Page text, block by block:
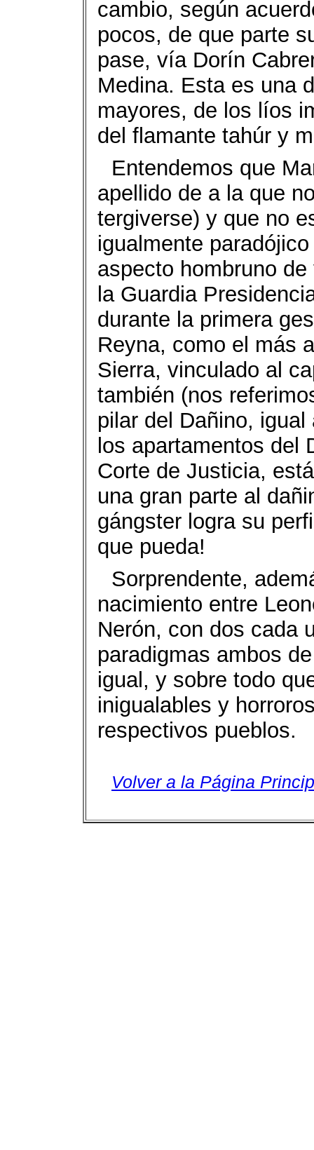
cambio, según
pocos, de que parte
pase, vía Dorín
Medina. Esta es una
mayores, de los líos
del flamante tahúr y
Entendemos que
apellido de a la que
tergiverse) y que no
igualmente
aspecto hombruno
la Guardia
durante la primera
Reyna, como el más
Sierra, vinculado al
también (nos
pilar del Dañino,
los apartamentos del
Corte de Justicia,
una gran parte al
gángster logra su
que pueda!
Sorprendente,
nacimiento entre
Nerón, con dos cada
paradigmas ambos
igual, y sobre todo
inigualables y
respectivos pueblos.
Volver a la Página